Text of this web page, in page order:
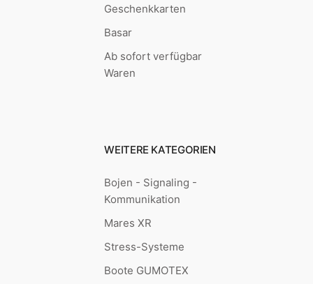
Geschenkkarten
Basar
Ab sofort verfügbar
Waren
WEITERE KATEGORIEN
Bojen - Signaling -
Kommunikation
Mares XR
Stress-Systeme
Boote GUMOTEX